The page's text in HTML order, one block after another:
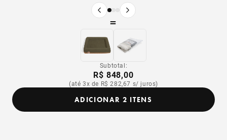
Produto anterior
Próximo produto
=
Subtotal:
R$ 848,00
(até 3x de R$ 282,67 s/ juros)
ADICIONAR 2 ITENS